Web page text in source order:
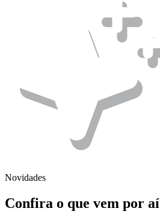
Novidades
Confira o que vem por